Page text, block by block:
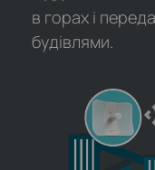
в горах і
будівлями.